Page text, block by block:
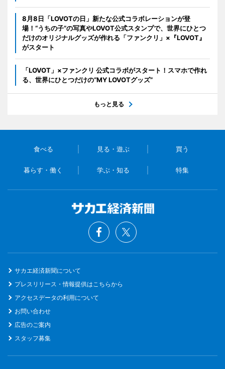
8月8日「LOVOTの日」新たな公式コラボレーションが登
場！“うちの子”の写真やLOVOT公式スタンプで、世界にひとつ
だけのオリジナルグッズが作れる「ファンクリ」×『LOVOT』
がスタート
「LOVOT」×ファンクリ 公式コラボがスタート！スマホで作れ
る、世界にひとつだけの“MY LOVOTグッズ”
もっと見る
食べる 見る・遊ぶ 買う
暮らす・働く 学ぶ・知る 特集
サカエ経済新聞について
プレスリリース・情報提供はこちらから
アクセスデータの利用について
お問い合わせ
広告のご案内
スタッフ募集